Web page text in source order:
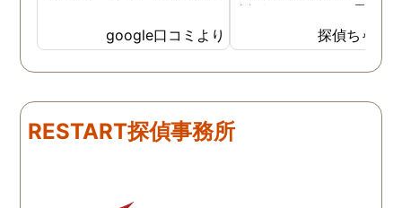
いる情報も少なかったの
で、難しいかなと思ってい
たのですが、見事に探して
ました。うれしくてお互い
に涙の再会でした。 対応し
玉総合情報事務所さんに依
google口コミより
婚ができるのにと愚痴を
ぼしていると、姉が探偵
不倫の証拠集めを依頼し
くれました。探偵事務所
にも関わらず、相談員の
探偵ちゃん
RESTART探偵事務所